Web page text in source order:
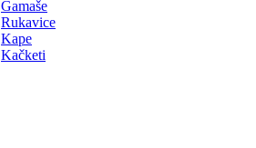
Gamaše
Rukavice
Kape
Kačketi